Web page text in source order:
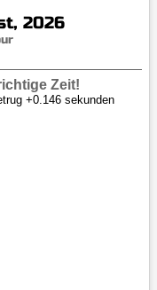
2026
Zeit!
+0.146 sekunden